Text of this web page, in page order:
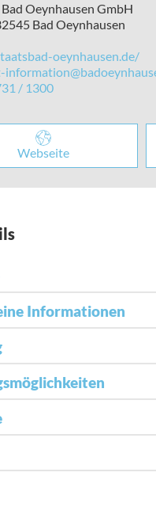
Oeynhausen GmbH
Bad Oeynhausen
oeynhausen.de/
/ 1300
Webseite
Informationen